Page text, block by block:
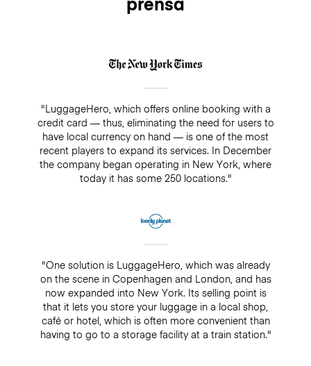
"LuggageHero, which offers online booking with a
credit card — thus, eliminating the need for users to
have local currency on hand — is one of the most
recent players to expand its services. In December
the company began operating in New York, where
today it has some 250 locations."
"One solution is LuggageHero, which was already
on the scene in Copenhagen and London, and has
now expanded into New York. Its selling point is
that it lets you store your luggage in a local shop,
café or hotel, which is often more convenient than
having to go to a storage facility at a train station."